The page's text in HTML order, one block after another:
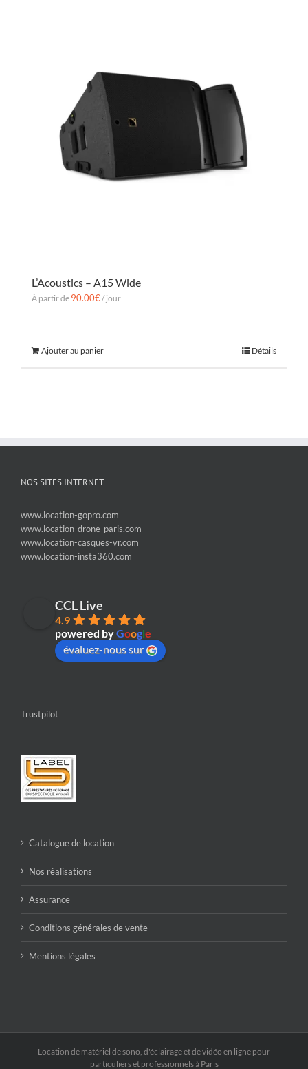
L’Acoustics – A15 Wide
À partir de 90.00€/ jour
Ajouter au panier Détails
NOS SITES INTERNET
www.location-gopro.com
www.location-drone-paris.com
www.location-casques-vr.com
www.location-insta360.com
CCL Live
4.9
powered byGoogle
évaluez-nous sur
Trustpilot
Catalogue de location
Nos réalisations
Assurance
Conditions générales de vente
Mentions légales
Location de matériel de sono, d'éclairage et de vidéo en ligne pour
particuliers et professionnels à Paris